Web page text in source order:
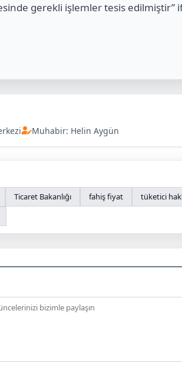
gerekli işlemler tesis edilmiştir”
Muhabir: Helin Aygün
Ticaret Bakanlığı fahiş fiyat tüketici